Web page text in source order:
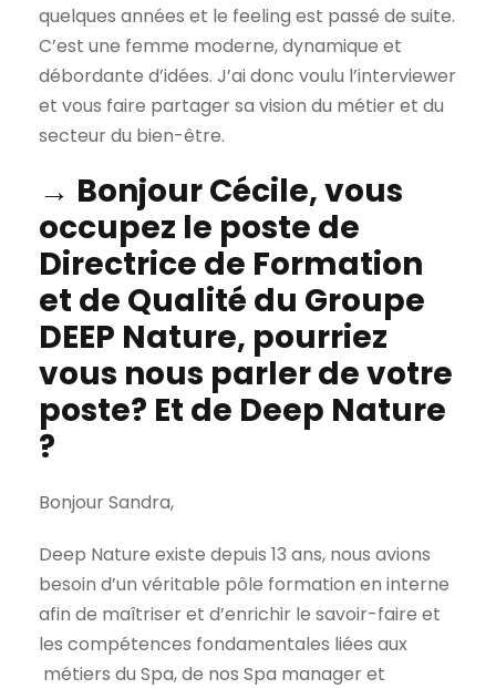
quelques années et le feeling est passé de suite.
C’est une femme moderne, dynamique et
débordante d’idées. J’ai donc voulu l’interviewer
et vous faire partager sa vision du métier et du
secteur du bien-être.
→ Bonjour Cécile, vous
occupez le poste de
Directrice de Formation
et de Qualité du Groupe
DEEP Nature, pourriez
vous nous parler de votre
poste? Et de Deep Nature
?
Bonjour Sandra,
Deep Nature existe depuis 13 ans, nous avions
besoin d’un véritable pôle formation en interne
afin de maîtriser et d’enrichir le savoir-faire et
les compétences fondamentales liées aux
métiers du Spa, de nos Spa manager et